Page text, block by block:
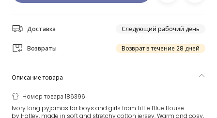
Доставка Следующий рабочий день
Возвраты Возврат в течение 28 дней
Описание товара
Номер товара 186396
Ivory long pyjamas for boys and girls from Little Blue House
by Hatley, made in soft and stretchy cotton jersey. Warm and cosy,